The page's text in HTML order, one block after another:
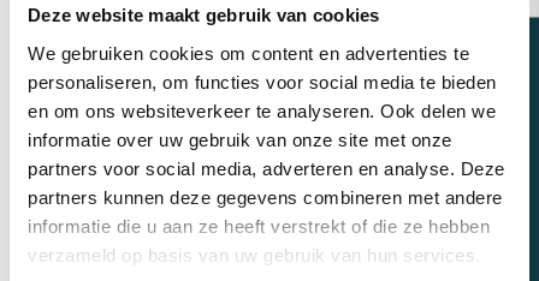
Deze website maakt gebruik van cookies
We gebruiken cookies om content en advertenties te
personaliseren, om functies voor social media te bieden
en om ons websiteverkeer te analyseren. Ook delen we
informatie over uw gebruik van onze site met onze
partners voor social media, adverteren en analyse. Deze
partners kunnen deze gegevens combineren met andere
informatie die u aan ze heeft verstrekt of die ze hebben
verzameld op basis van uw gebruik van hun services.
Poliext Complete
druppelslangset voor grote
border | 100 meter
Op voorraad
€108,05
Professioneel advies
Beregeningsplan?